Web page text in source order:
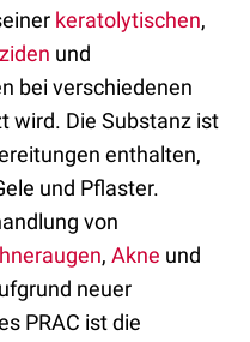
keratolytischen,
und
bei verschiedenen
wird. Die Substanz ist
enthalten,
und Pflaster.
von
, Akne und
neuer
PRAC ist die